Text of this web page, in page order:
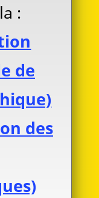
:
de
des